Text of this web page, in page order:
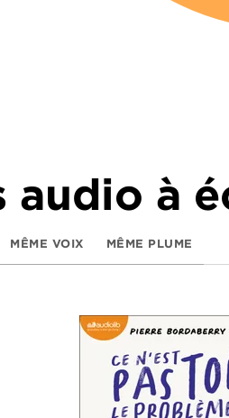
audio à
MÊME VOIX MÊME PLUME